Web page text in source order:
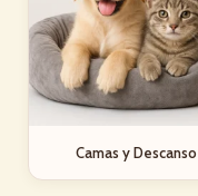
Camas y Descanso